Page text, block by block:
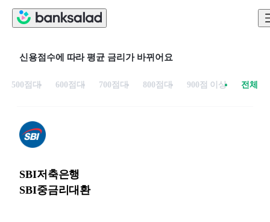
신용점수에 따라 평균 금리가 바뀌어요
500점대 600점대 700점대 800점대 900점 이상 전체
SBI저축은행
SBI중금리대환